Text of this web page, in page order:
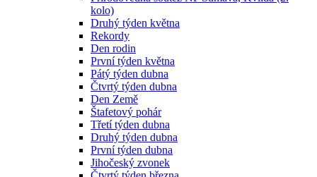
kolo)
Druhý týden května
Rekordy
Den rodin
První týden května
Pátý týden dubna
Čtvrtý týden dubna
Den Země
Štafetový pohár
Třetí týden dubna
Druhý týden dubna
První týden dubna
Jihočeský zvonek